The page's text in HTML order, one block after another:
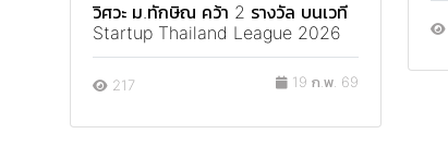
วิศวะ ม.ทักษิณ คว้า 2 รางวัล บนเวที
Startup Thailand League 2026
217 19 ก.พ. 69